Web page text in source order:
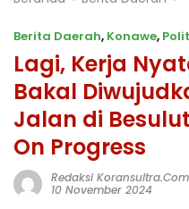
Berita Daerah, Konawe,
Lagi, Kerja
Bakal
Jalan di
On Progress
Redaksi Koransultra.com
10 November 2024